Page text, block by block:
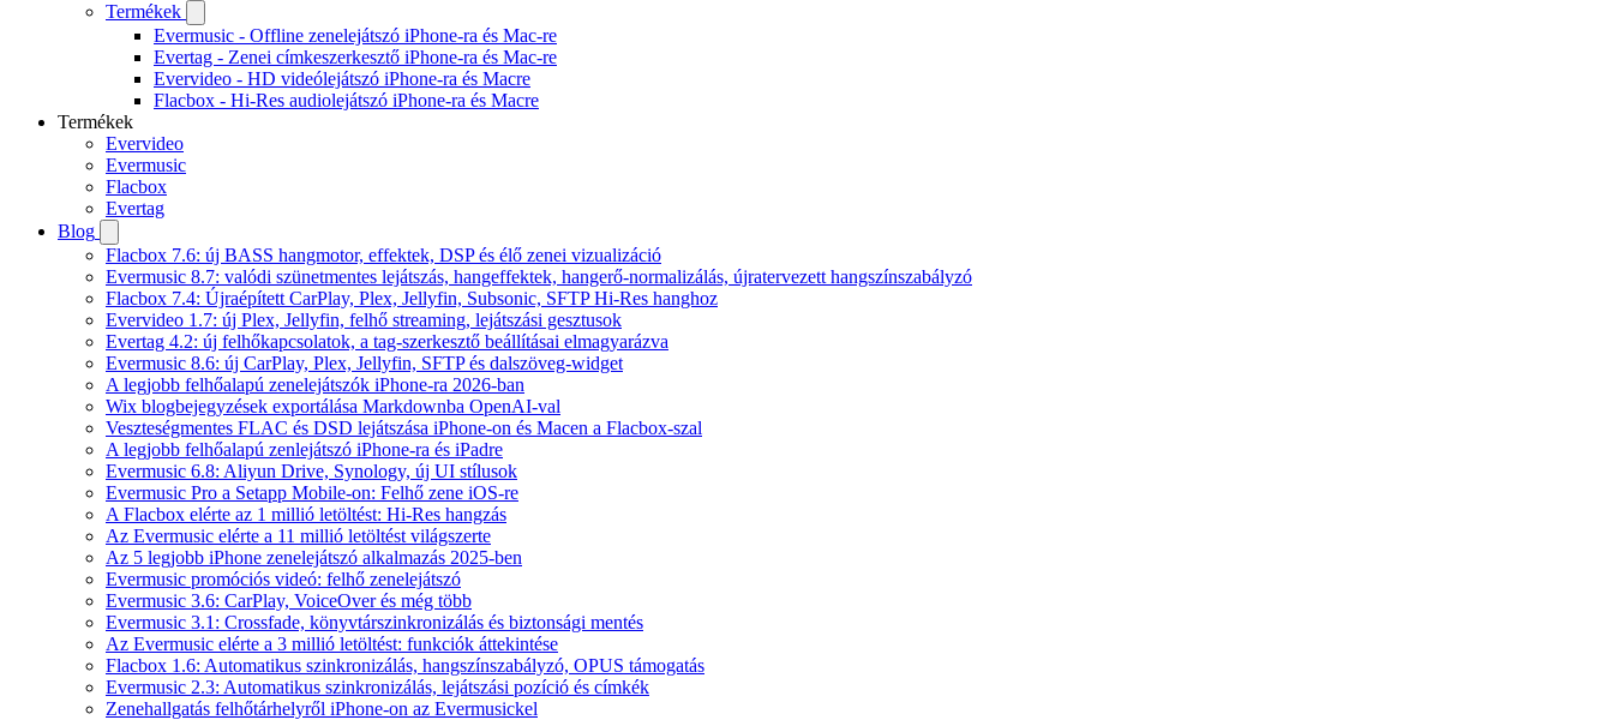
Termékek
Evermusic - Offline zenelejátszó iPhone-ra és Mac-re
Evertag - Zenei címkeszerkesztő iPhone-ra és Mac-re
Evervideo - HD videólejátszó iPhone-ra és Macre
Flacbox - Hi-Res audiolejátszó iPhone-ra és Macre
Termékek
Evervideo
Evermusic
Flacbox
Evertag
Blog
Flacbox 7.6: új BASS hangmotor, effektek, DSP és élő zenei vizualizáció
Evermusic 8.7: valódi szünetmentes lejátszás, hangeffektek, hangerő-normalizálás, újratervezett hangszínszabályzó
Flacbox 7.4: Újraépített CarPlay, Plex, Jellyfin, Subsonic, SFTP Hi-Res hanghoz
Evervideo 1.7: új Plex, Jellyfin, felhő streaming, lejátszási gesztusok
Evertag 4.2: új felhőkapcsolatok, a tag-szerkesztő beállításai elmagyarázva
Evermusic 8.6: új CarPlay, Plex, Jellyfin, SFTP és dalszöveg-widget
A legjobb felhőalapú zenelejátszók iPhone-ra 2026-ban
Wix blogbejegyzések exportálása Markdownba OpenAI-val
Veszteségmentes FLAC és DSD lejátszása iPhone-on és Macen a Flacbox-szal
A legjobb felhőalapú zenlejátszó iPhone-ra és iPadre
Evermusic 6.8: Aliyun Drive, Synology, új UI stílusok
Evermusic Pro a Setapp Mobile-on: Felhő zene iOS-re
A Flacbox elérte az 1 millió letöltést: Hi-Res hangzás
Az Evermusic elérte a 11 millió letöltést világszerte
Az 5 legjobb iPhone zenelejátszó alkalmazás 2025-ben
Evermusic promóciós videó: felhő zenelejátszó
Evermusic 3.6: CarPlay, VoiceOver és még több
Evermusic 3.1: Crossfade, könyvtárszinkronizálás és biztonsági mentés
Az Evermusic elérte a 3 millió letöltést: funkciók áttekintése
Flacbox 1.6: Automatikus szinkronizálás, hangszínszabályzó, OPUS támogatás
Evermusic 2.3: Automatikus szinkronizálás, lejátszási pozíció és címkék
Zenehallgatás felhőtárhelyről iPhone-on az Evermusickel